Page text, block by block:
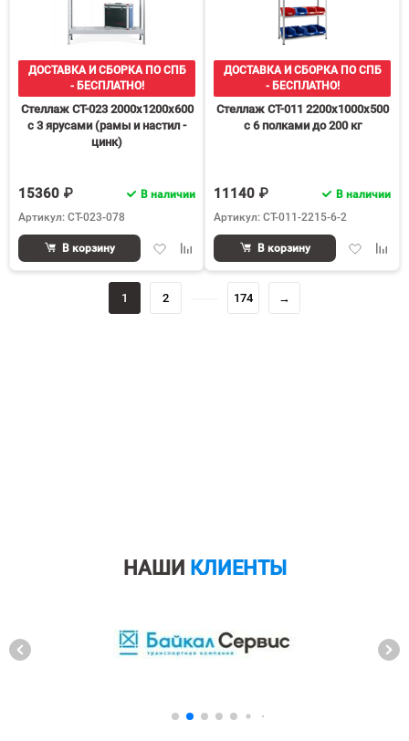
ДОСТАВКА И СБОРКА ПО СПБ
- БЕСПЛАТНО!
Стеллаж СТ-023 2000х1200х600
с 3 ярусами (рамы и настил -
цинк)
15360 ₽
В наличии
Артикул: СТ-023-078
Добавить
избранное
Добавить
сравнению
В корзину
ДОСТАВКА И СБОРКА ПО СПБ
- БЕСПЛАТНО!
Стеллаж СТ-011 2200х1000х500
с 6 полками до 200 кг
11140 ₽
В наличии
Артикул: СТ-011-2215-6-2
Добавить
В корзину
1 2 174 →
НАШИ КЛИЕНТЫ